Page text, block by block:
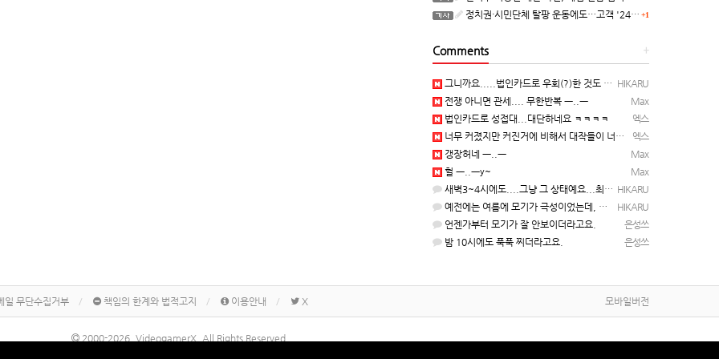
+1
정치권·시민단체 탈팡 운동에도…고객 '2470만명' 원상 회복, "고물가에 돌팡"
+
Comments
HIKARU
그니까요.....법인카드로 우회(?)한 것도 아니고, 대놓고...ㅋ ㅋ)
Max
전쟁 아니면 관세.... 무한반복 ㅡ..ㅡ
엑스
법인카드로 성접대...대단하네요 ㅋㅋㅋㅋ
엑스
너무 커졌지만 커진거에 비해서 대작들이 너무 줄었죠.........
Max
갱장허네 ㅡ..ㅡ
Max
헐 ㅡ..ㅡy~
HIKARU
새벽3~4시에도....그냥 그 상태예요...최근 1주일은....
HIKARU
예전에는 여름에 모기가 극성이었는데, 여름에는 안나오는 것 같은.....ㅎ ㅎ)
은성쓰
언젠가부터 모기가 잘 안보이더라고요.
은성쓰
밤 10시에도 푹푹 찌더라고요.
일 무단수집거부 책임의 한계와 법적고지 이용안내 X 모바일버전
2000-2026, VideogamerX. All Rights Reserved.